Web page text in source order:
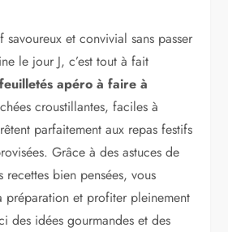
savoureux et convivial sans passer
le jour J, c’est tout à fait
feuilletés apéro à faire à
croustillantes, faciles à
parfaitement aux repas festifs
Grâce à des astuces de
recettes bien pensées, vous
préparation et profiter pleinement
des idées gourmandes et des